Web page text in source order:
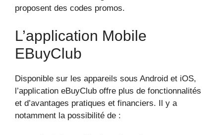
proposent des codes promos.
L’application Mobile
EBuyClub
Disponible sur les appareils sous Android et iOS,
l’application eBuyClub offre plus de fonctionnalités
et d’avantages pratiques et financiers. Il y a
notamment la possibilité de :